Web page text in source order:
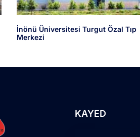
İnönü Üniversitesi Turgut Özal Tıp
Merkezi
KAYED